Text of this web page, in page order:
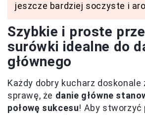
jeszcze bardziej soczyste i
Szybkie i proste
surówki idealne do
głównego
Każdy dobry kucharz doskonale
sprawę, że danie główne
połowę sukcesu! Aby stworzyć